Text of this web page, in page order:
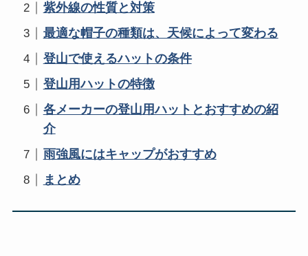
紫外線の性質と対策
最適な帽子の種類は、天候によって変わる
登山で使えるハットの条件
登山用ハットの特徴
各メーカーの登山用ハットとおすすめの紹
介
雨強風にはキャップがおすすめ
まとめ